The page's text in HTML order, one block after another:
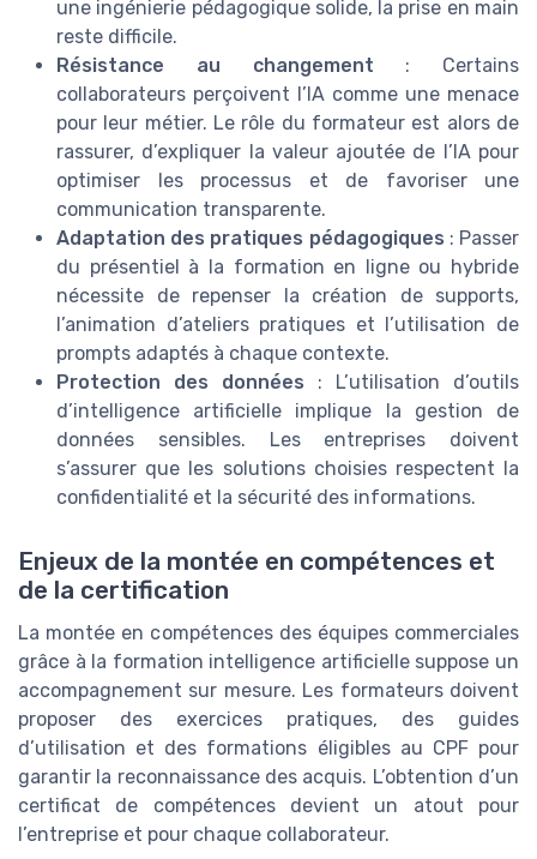
une ingénierie pédagogique solide, la prise en main
reste difficile.
Résistance au changement : Certains
collaborateurs perçoivent l’IA comme une menace
pour leur métier. Le rôle du formateur est alors de
rassurer, d’expliquer la valeur ajoutée de l’IA pour
optimiser les processus et de favoriser une
communication transparente.
Adaptation des pratiques pédagogiques : Passer
du présentiel à la formation en ligne ou hybride
nécessite de repenser la création de supports,
l’animation d’ateliers pratiques et l’utilisation de
prompts adaptés à chaque contexte.
Protection des données : L’utilisation d’outils
d’intelligence artificielle implique la gestion de
données sensibles. Les entreprises doivent
s’assurer que les solutions choisies respectent la
confidentialité et la sécurité des informations.
Enjeux de la montée en compétences et
de la certification
La montée en compétences des équipes commerciales
grâce à la formation intelligence artificielle suppose un
accompagnement sur mesure. Les formateurs doivent
proposer des exercices pratiques, des guides
d’utilisation et des formations éligibles au CPF pour
garantir la reconnaissance des acquis. L’obtention d’un
certificat de compétences devient un atout pour
l’entreprise et pour chaque collaborateur.